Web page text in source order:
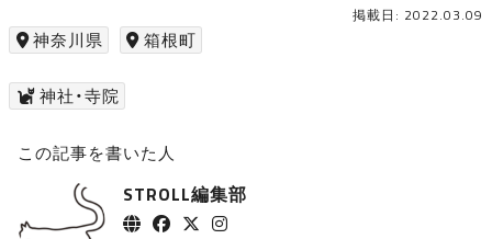
掲載日: 2022.03.09
神奈川県
箱根町
神社・寺院
この記事を書いた人
STROLL編集部